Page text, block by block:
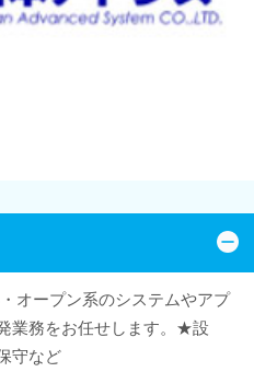
オープン系のシステムやアプ
業務をお任せします。★設
守など